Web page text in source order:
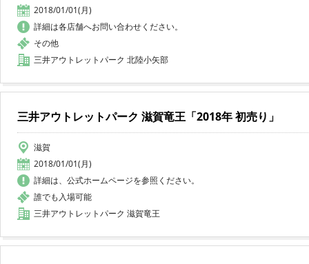
2018/01/01(月)
詳細は各店舗へお問い合わせください。
その他
三井アウトレットパーク 北陸小矢部
三井アウトレットパーク 滋賀竜王「2018年 初売り」
滋賀
2018/01/01(月)
詳細は、公式ホームページを参照ください。
誰でも入場可能
三井アウトレットパーク 滋賀竜王